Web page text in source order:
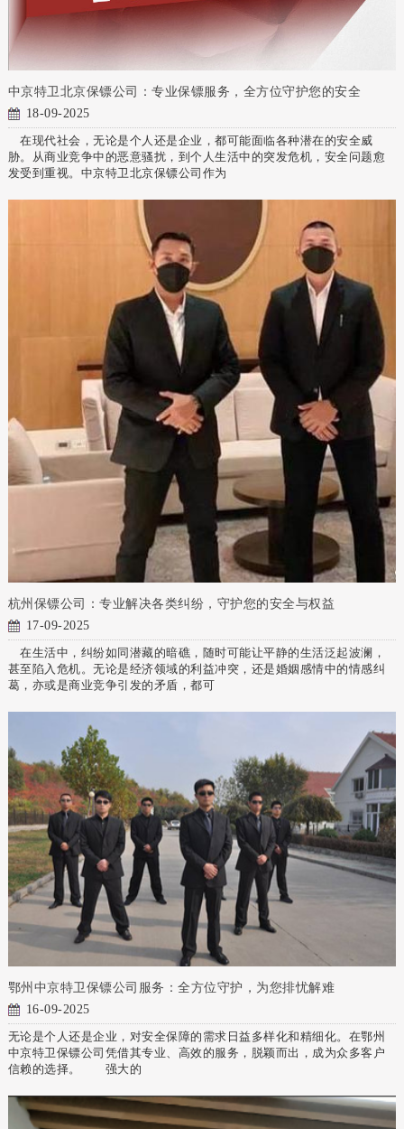
中京特卫北京保镖公司：专业保镖服务，全方位守护您的安全
18-09-2025
在现代社会，无论是个人还是企业，都可能面临各种潜在的安全威
胁。从商业竞争中的恶意骚扰，到个人生活中的突发危机，安全问题愈
发受到重视。中京特卫北京保镖公司作为
杭州保镖公司：专业解决各类纠纷，守护您的安全与权益
17-09-2025
在生活中，纠纷如同潜藏的暗礁，随时可能让平静的生活泛起波澜，
甚至陷入危机。无论是经济领域的利益冲突，还是婚姻感情中的情感纠
葛，亦或是商业竞争引发的矛盾，都可
鄂州中京特卫保镖公司服务：全方位守护，为您排忧解难
16-09-2025
无论是个人还是企业，对安全保障的需求日益多样化和精细化。在鄂州
中京特卫保镖公司凭借其专业、高效的服务，脱颖而出，成为众多客户
信赖的选择。 强大的